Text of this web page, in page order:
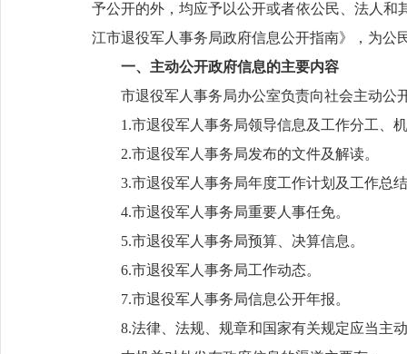
予公开的外，均应予以公开或者依公民、法人
江市退役军人事务局政府信息公开指南》，为公
一、主动公开政府信息的主要内容
市退役军人事务局办公室负责向社会主动公
1.市退役军人事务局领导信息及工作分工、
2.市退役军人事务局发布的文件及解读。
3.市退役军人事务局年度工作计划及工作总
4.市退役军人事务局重要人事任免。
5.市退役军人事务局预算、决算信息。
6.市退役军人事务局工作动态。
7.市退役军人事务局信息公开年报。
8.法律、法规、规章和国家有关规定应当主